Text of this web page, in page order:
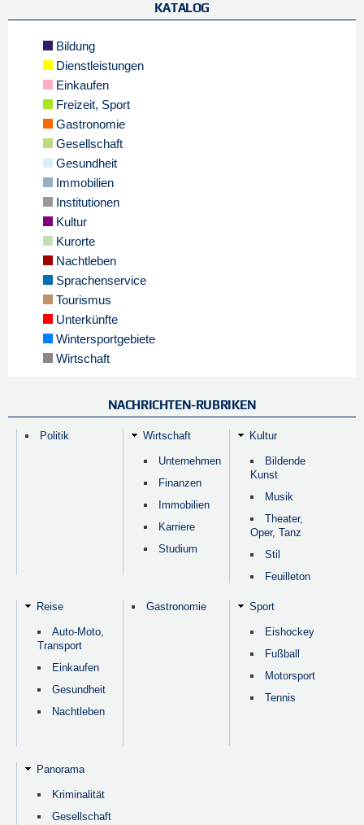
KATALOG
Bildung
Dienstleistungen
Einkaufen
Freizeit, Sport
Gastronomie
Gesellschaft
Gesundheit
Immobilien
Institutionen
Kultur
Kurorte
Nachtleben
Sprachenservice
Tourismus
Unterkünfte
Wintersportgebiete
Wirtschaft
NACHRICHTEN-RUBRIKEN
Politik Wirtschaft
Unternehmen
Finanzen
Immobilien
Karriere
Studium
Kultur
Bildende
Kunst
Musik
Theater,
Oper, Tanz
Stil
Feuilleton
Reise
Auto-Moto,
Transport
Einkaufen
Gesundheit
Nachtleben
Gastronomie Sport
Eishockey
Fußball
Motorsport
Tennis
Panorama
Kriminalität
Gesellschaft